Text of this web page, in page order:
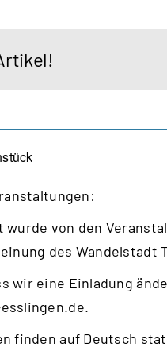
wurde von den
des Wandelstadt
wir eine Einladung
.
finden auf Deutsch